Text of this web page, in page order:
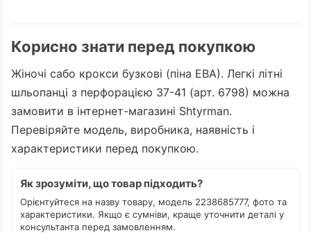
Корисно знати перед покупкою
Жіночі сабо крокси бузкові (піна ЕВА). Легкі літні
шльопанці з перфорацією 37-41 (арт. 6798) можна
замовити в інтернет-магазині Shtyrman.
Перевіряйте модель, виробника, наявність і
характеристики перед покупкою.
Як зрозуміти, що товар підходить?
Орієнтуйтеся на назву товару, модель 2238685777, фото та
характеристики. Якщо є сумніви, краще уточнити деталі у
консультанта перед замовленням.